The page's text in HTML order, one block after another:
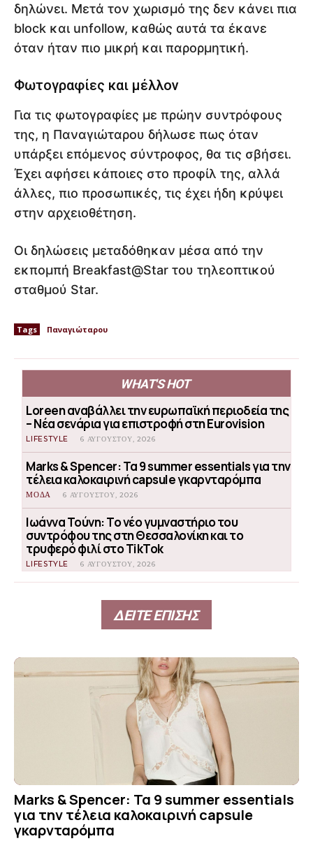
δηλώνει. Μετά τον χωρισμό της δεν κάνει πια
block και unfollow, καθώς αυτά τα έκανε
όταν ήταν πιο μικρή και παρορμητική.
Φωτογραφίες και μέλλον
Για τις φωτογραφίες με πρώην συντρόφους
της, η Παναγιώταρου δήλωσε πως όταν
υπάρξει επόμενος σύντροφος, θα τις σβήσει.
Έχει αφήσει κάποιες στο προφίλ της, αλλά
άλλες, πιο προσωπικές, τις έχει ήδη κρύψει
στην αρχειοθέτηση.
Οι δηλώσεις μεταδόθηκαν μέσα από την
εκπομπή Breakfast@Star του τηλεοπτικού
σταθμού Star.
Tags Παναγιώταρου
WHAT'S HOT
Loreen αναβάλλει την ευρωπαϊκή περιοδεία της
– Νέα σενάρια για επιστροφή στη Eurovision
LIFESTYLE 6 ΑΥΓΟΎΣΤΟΥ, 2026
Marks & Spencer: Τα 9 summer essentials για την
τέλεια καλοκαιρινή capsule γκαρνταρόμπα
ΜΟΔΑ 6 ΑΥΓΟΎΣΤΟΥ, 2026
Ιωάννα Τούνη: Το νέο γυμναστήριο του
συντρόφου της στη Θεσσαλονίκη και το
τρυφερό φιλί στο TikTok
LIFESTYLE 6 ΑΥΓΟΎΣΤΟΥ, 2026
ΔΕΙΤΕ ΕΠΙΣΗΣ
Marks & Spencer: Τα 9 summer essentials
για την τέλεια καλοκαιρινή capsule
γκαρνταρόμπα